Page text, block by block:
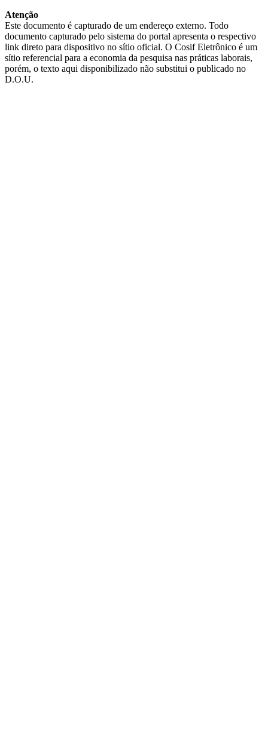
Atenção
Este documento é capturado de um endereço externo. Todo
documento capturado pelo sistema do portal apresenta o respectivo
link direto para dispositivo no sítio oficial. O Cosif Eletrônico é um
sítio referencial para a economia da pesquisa nas práticas laborais,
porém, o texto aqui disponibilizado não substitui o publicado no
D.O.U.